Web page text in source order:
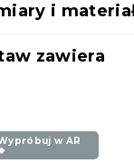
i
zawiera
w AR